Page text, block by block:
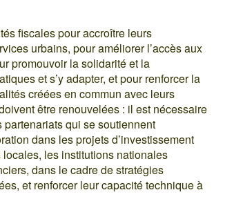
fiscales pour accroître leurs
urbains, pour améliorer l’accès aux
promouvoir la solidarité et la
et s’y adapter, et pour renforcer la
créées en commun avec leurs
être renouvelées : il est nécessaire
qui se soutiennent
dans les projets d’investissement
les institutions nationales
dans le cadre de stratégies
et renforcer leur capacité technique à